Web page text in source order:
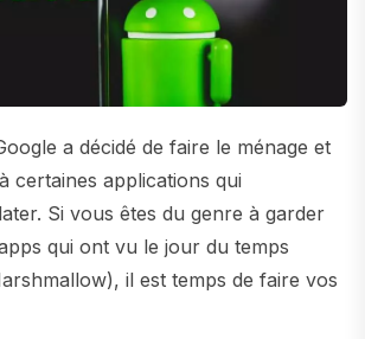
a décidé de faire le ménage et
certaines applications qui
Si vous êtes du genre à garder
qui ont vu le jour du temps
il est temps de faire vos